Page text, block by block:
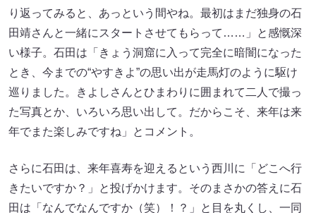
り返ってみると、あっという間やね。最初はまだ独身の石
田靖さんと一緒にスタートさせてもらって……」と感慨深
い様子。石田は「きょう洞窟に入って完全に暗闇になった
とき、今までの“やすきよ”の思い出が走馬灯のように駆け
巡りました。きよしさんとひまわりに囲まれて二人で撮っ
た写真とか、いろいろ思い出して。だからこそ、来年は来
年でまた楽しみですね」とコメント。
さらに石田は、来年喜寿を迎えるという西川に「どこへ行
きたいですか？」と投げかけます。そのまさかの答えに石
田は「なんでなんですか（笑）！？」と目を丸くし、一同